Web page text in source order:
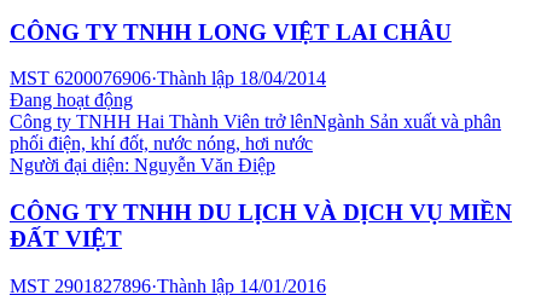
CÔNG TY TNHH LONG VIỆT LAI CHÂU
MST 6200076906·Thành lập 18/04/2014
Đang hoạt động
Công ty TNHH Hai Thành Viên trở lênNgành Sản xuất và phân
phối điện, khí đốt, nước nóng, hơi nước
Người đại diện: Nguyễn Văn Điệp
CÔNG TY TNHH DU LỊCH VÀ DỊCH VỤ MIỀN
ĐẤT VIỆT
MST 2901827896·Thành lập 14/01/2016